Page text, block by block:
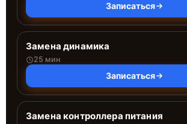
Записаться
Замена динамика
25 мин
Записаться
Замена контроллера питания